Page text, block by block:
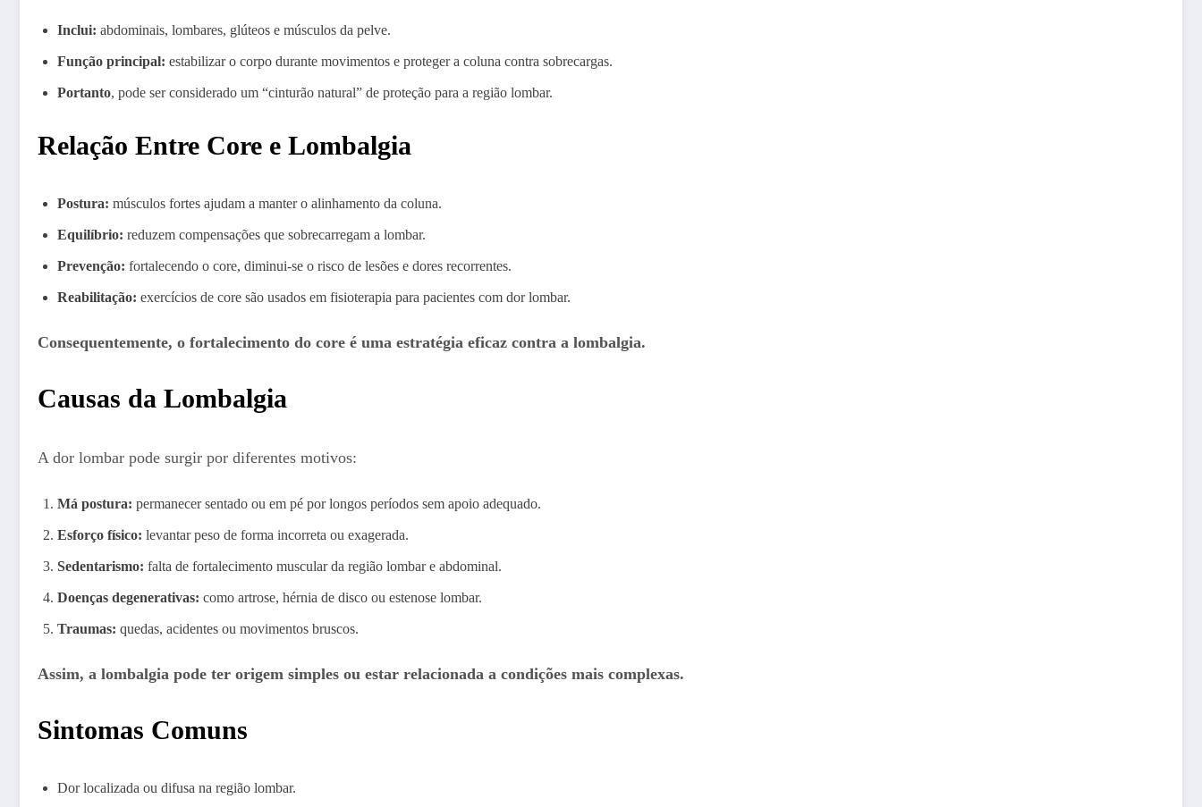
Inclui: abdominais, lombares, glúteos e músculos da pelve.
Função principal: estabilizar o corpo durante movimentos e proteger a coluna contra sobrecargas.
Portanto, pode ser considerado um “cinturão natural” de proteção para a região lombar.
Relação Entre Core e Lombalgia
Postura: músculos fortes ajudam a manter o alinhamento da coluna.
Equilíbrio: reduzem compensações que sobrecarregam a lombar.
Prevenção: fortalecendo o core, diminui-se o risco de lesões e dores recorrentes.
Reabilitação: exercícios de core são usados em fisioterapia para pacientes com dor lombar.
Consequentemente, o fortalecimento do core é uma estratégia eficaz contra a lombalgia.
Causas da Lombalgia
A dor lombar pode surgir por diferentes motivos:
Má postura: permanecer sentado ou em pé por longos períodos sem apoio adequado.
Esforço físico: levantar peso de forma incorreta ou exagerada.
Sedentarismo: falta de fortalecimento muscular da região lombar e abdominal.
Doenças degenerativas: como artrose, hérnia de disco ou estenose lombar.
Traumas: quedas, acidentes ou movimentos bruscos.
Assim, a lombalgia pode ter origem simples ou estar relacionada a condições mais complexas.
Sintomas Comuns
Dor localizada ou difusa na região lombar.